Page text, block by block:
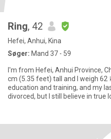
Ring, 42
Hefei, Anhui, Kina
Søger: Mand 37 - 59
I'm from Hefei, Anhui Province,
cm (5.35 feet) tall and I weigh 62
education and training, and my